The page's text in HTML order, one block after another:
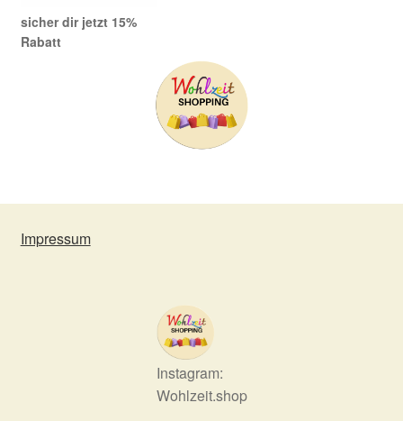
sicher dir jetzt 15%
Rabatt
Impressum
Instagram:
Wohlzeit.shop